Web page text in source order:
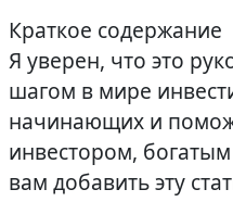
Краткое содержание
Я уверен, что это
шагом в мире
начинающих и
инвестором,
вам добавить эту